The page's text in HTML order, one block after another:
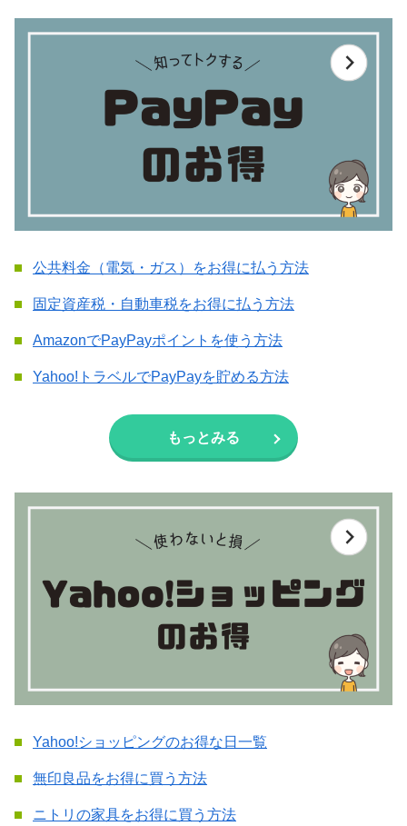
公共料金（電気・ガス）をお得に払う方法
固定資産税・自動車税をお得に払う方法
AmazonでPayPayポイントを使う方法
Yahoo!トラベルでPayPayを貯める方法
もっとみる
Yahoo!ショッピングのお得な日一覧
無印良品をお得に買う方法
ニトリの家具をお得に買う方法